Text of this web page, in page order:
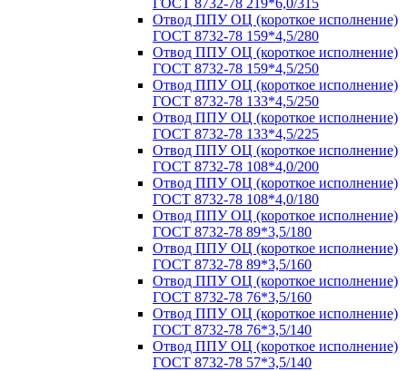
ГОСТ 8732-78 219*6,0/315
Отвод ППУ ОЦ (короткое исполнение)
ГОСТ 8732-78 159*4,5/280
Отвод ППУ ОЦ (короткое исполнение)
ГОСТ 8732-78 159*4,5/250
Отвод ППУ ОЦ (короткое исполнение)
ГОСТ 8732-78 133*4,5/250
Отвод ППУ ОЦ (короткое исполнение)
ГОСТ 8732-78 133*4,5/225
Отвод ППУ ОЦ (короткое исполнение)
ГОСТ 8732-78 108*4,0/200
Отвод ППУ ОЦ (короткое исполнение)
ГОСТ 8732-78 108*4,0/180
Отвод ППУ ОЦ (короткое исполнение)
ГОСТ 8732-78 89*3,5/180
Отвод ППУ ОЦ (короткое исполнение)
ГОСТ 8732-78 89*3,5/160
Отвод ППУ ОЦ (короткое исполнение)
ГОСТ 8732-78 76*3,5/160
Отвод ППУ ОЦ (короткое исполнение)
ГОСТ 8732-78 76*3,5/140
Отвод ППУ ОЦ (короткое исполнение)
ГОСТ 8732-78 57*3,5/140